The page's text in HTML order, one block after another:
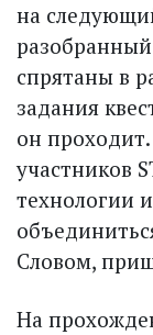
на
спрятаны в
задания
он
участников
технологии
Словом,
На